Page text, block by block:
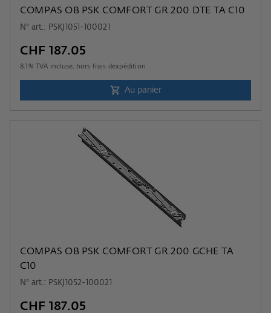
COMPAS OB PSK COMFORT GR.200 DTE TA C10
N° art.: PSKJ1051-100021
CHF 187.05
8.1 % TVA incluse, hors frais dexpédition
Au panier
COMPAS OB PSK COMFORT GR.200 GCHE TA
C10
N° art.: PSKJ1052-100021
CHF 187.05